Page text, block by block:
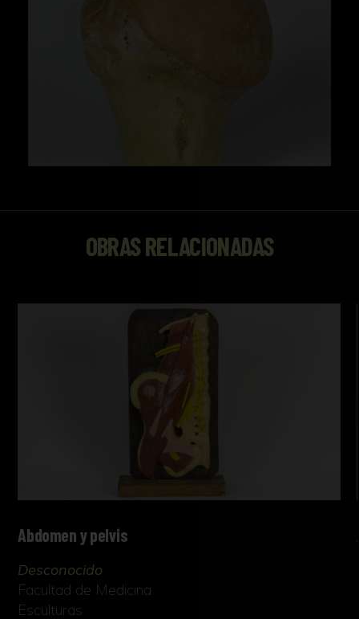
OBRAS RELACIONADAS
Abdomen y pelvis
Desconocido
Facultad de Medicina
Esculturas